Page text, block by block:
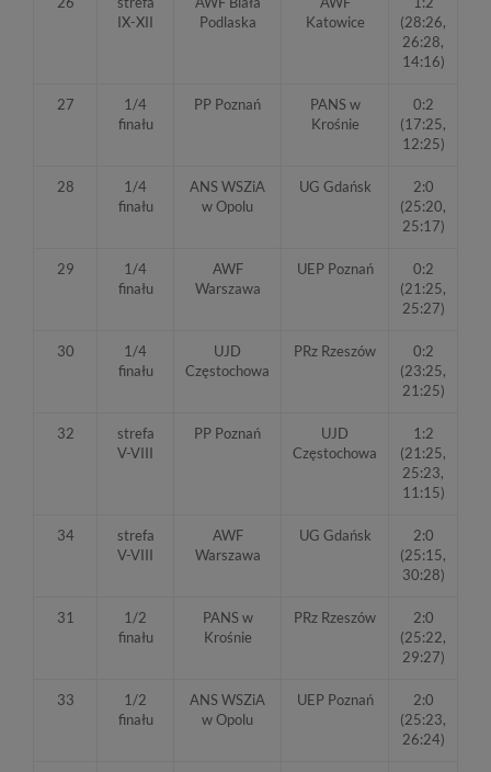
IX-XII
Podlaska
Katowice
(28:26,
26:28,
14:16)
27
1/4
finału
PP Poznań
PANS w
Krośnie
0:2
(17:25,
12:25)
28
1/4
finału
ANS WSZiA
w Opolu
UG Gdańsk
2:0
(25:20,
25:17)
29
1/4
finału
AWF
Warszawa
UEP Poznań
0:2
(21:25,
25:27)
30
1/4
finału
UJD
Częstochowa
PRz Rzeszów
0:2
(23:25,
21:25)
32
strefa
V-VIII
PP Poznań
UJD
Częstochowa
1:2
(21:25,
25:23,
11:15)
34
strefa
V-VIII
AWF
Warszawa
UG Gdańsk
2:0
(25:15,
30:28)
31
1/2
finału
PANS w
Krośnie
PRz Rzeszów
2:0
(25:22,
29:27)
33
1/2
finału
ANS WSZiA
w Opolu
UEP Poznań
2:0
(25:23,
26:24)